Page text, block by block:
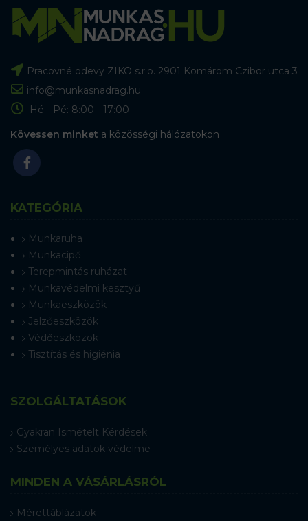
Pracovné odevy ZIKO s.r.o. 2901 Komárom Czibor utca 3
info@munkasnadrag.hu
Hé - Pé: 8:00 - 17:00
Kövessen minket a közösségi hálózatokon
KATEGÓRIA
Munkaruha
Munkacipő
Terepmintás ruházat
Munkavédelmi kesztyű
Munkaeszközök
Jelzőeszközök
Védőeszközök
Tisztítás és higiénia
SZOLGÁLTATÁSOK
Gyakran Ismételt Kérdések
Személyes adatok védelme
MINDEN A VÁSÁRLÁSRÓL
Mérettáblázatok